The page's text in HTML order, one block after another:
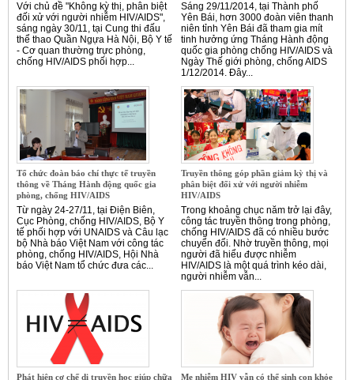
Với chủ đề "Không kỳ thị, phân biệt
đối xử với người nhiễm HIV/AIDS",
sáng ngày 30/11, tại Cung thi đấu
thể thao Quần Ngựa Hà Nội, Bộ Y tế
- Cơ quan thường trực phòng,
chống HIV/AIDS phối hợp...
Sáng 29/11/2014, tại Thành phố
Yên Bái, hơn 3000 đoàn viên thanh
niên tỉnh Yên Bái đã tham gia mít
tinh hưởng ứng Tháng Hành động
quốc gia phòng chống HIV/AIDS và
Ngày Thế giới phòng, chống AIDS
1/12/2014. Đây...
Tổ chức đoàn báo chí thực tế truyền
thông về Tháng Hành động quốc gia
phòng, chống HIV/AIDS
Từ ngày 24-27/11, tại Điện Biên,
Cục Phòng, chống HIV/AIDS, Bộ Y
tế phối hợp với UNAIDS và Câu lạc
bộ Nhà báo Việt Nam với công tác
phòng, chống HIV/AIDS, Hội Nhà
báo Việt Nam tổ chức đưa các...
Truyền thông góp phần giảm kỳ thị và
phân biệt đối xử với người nhiễm
HIV/AIDS
Trong khoảng chục năm trở lại đây,
công tác truyền thông trong phòng,
chống HIV/AIDS đã có nhiều bước
chuyển đổi. Nhờ truyền thông, mọi
người đã hiểu được nhiễm
HIV/AIDS là một quá trình kéo dài,
người nhiễm vẫn...
Phát hiện cơ chế di truyền học giúp chữa Mẹ nhiễm HIV vẫn có thể sinh con khỏe